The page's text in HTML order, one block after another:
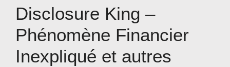
Disclosure King –
Phénomène Financier
Inexpliqué et autres